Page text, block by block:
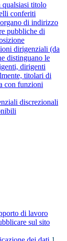
titolo
conferiti
di indirizzo
pubbliche di
dirigenziali (da
distinguano le
dirigenti
titolari di
con funzioni
discrezionali
di lavoro
sul sito